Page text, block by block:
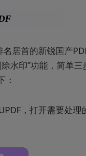
居首的新锐国产
水印”功能，简单三
：
，打开需要处理